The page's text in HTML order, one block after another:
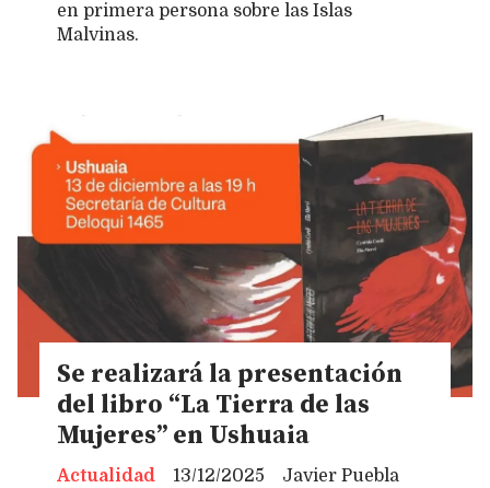
en primera persona sobre las Islas
Malvinas.
Se realizará la presentación
del libro “La Tierra de las
Mujeres” en Ushuaia
Javier Puebla
Actualidad
13/12/2025